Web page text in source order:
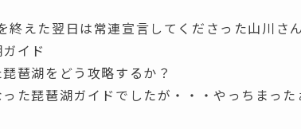
終えた翌日は常連宣言してくださった山川さ
イド
琶湖をどう攻略するか？
た琵琶湖ガイドでしたが・・・やっちまった